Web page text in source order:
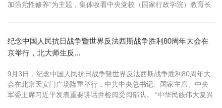
加强党性修养”为主题，集体收看中央党校（国家行政学院）教育长
关于党性的系列重要论述，从党性的基本内涵、新时代对党性的要
求、党性修养的重...
纪念中国人民抗日战争暨世界反法西斯战争胜利80周年大会在
京举行，北大师生反...
9月3日，纪念中国人民抗日战争暨世界反法西斯战争胜利80周年大
会在北京天安门广场隆重举行，中共中央总书记、国家主席、中央
军委主席习近平发表重要讲话并检阅受阅部队。 “中华民族伟大复兴